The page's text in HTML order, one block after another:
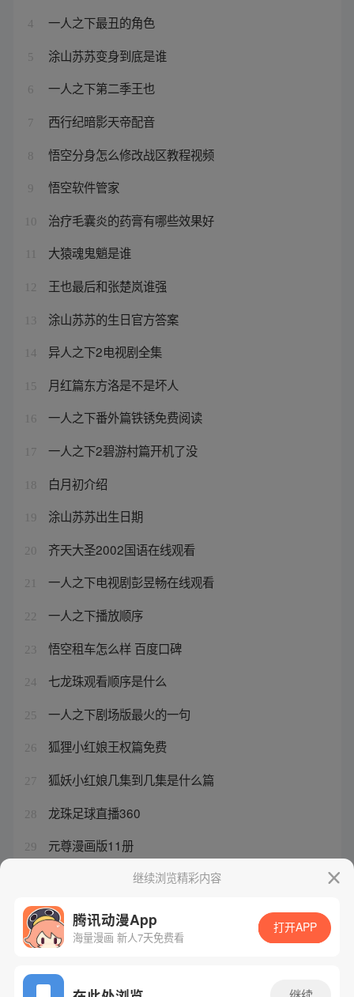
4 一人之下最丑的角色
5 涂山苏苏变身到底是谁
6 一人之下第二季王也
7 西行纪暗影天帝配音
8 悟空分身怎么修改战区教程视频
9 悟空软件管家
10 治疗毛囊炎的药膏有哪些效果好
大猿魂鬼魈是谁
12 王也最后和张楚岚谁强
13 涂山苏苏的生日官方答案
14 异人之下2电视剧全集
15 月红篇东方洛是不是坏人
16 一人之下番外篇铁锈免费阅读
17 一人之下2碧游村篇开机了没
18 白月初介绍
19 涂山苏苏出生日期
20 齐天大圣2002国语在线观看
21 一人之下电视剧彭昱畅在线观看
22 一人之下播放顺序
23 悟空租车怎么样 百度口碑
24 七龙珠观看顺序是什么
25 一人之下剧场版最火的一句
26 狐狸小红娘王权篇免费
27 狐妖小红娘几集到几集是什么篇
28 龙珠足球直播360
29 元尊漫画版11册
大猿魂特别篇免费观看继续浏览精彩内容
腾讯动漫App
海量漫画 新人7天免费看
打开APP
网站备案/许可证号：粤B2-20090059-5